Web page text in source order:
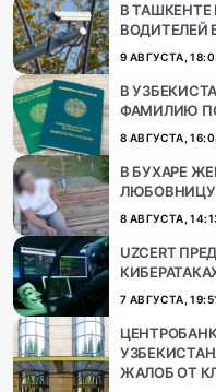
В
ВОДИТЕЛЕЙ
9 АВГУСТА,
В
ФАМИЛИЮ
8 АВГУСТА,
В БУХАРЕ
ЛЮБОВНИЦУ
8 АВГУСТА,
UZCERT
7 АВГУСТА,
ЖАЛОБ ОТ